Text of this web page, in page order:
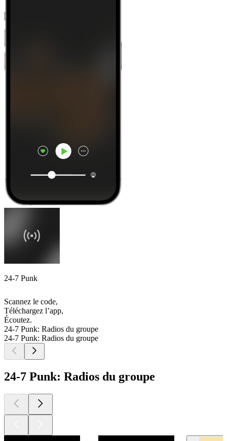
24-7 Punk
Scannez le code,
Téléchargez l’app,
Écoutez.
24-7 Punk: Radios du groupe
24-7 Punk: Radios du groupe
24-7 Punk: Radios du groupe